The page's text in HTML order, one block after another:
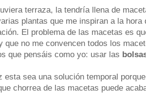
terraza, la tendría llena de
plantas que me inspiran a la
El problema de las macetas es
que no me convencen todos los
que pensáis como yo: usar las
esta sea una solución temporal
chorrea de las macetas puede